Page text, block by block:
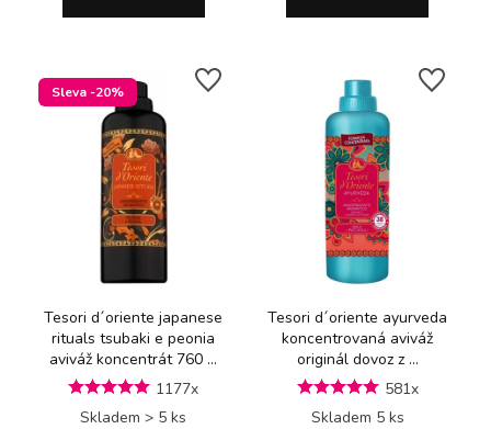
Sleva -20%
Tesori d´oriente japanese
rituals tsubaki e peonia
aviváž koncentrát 760 ...
1177x
Skladem > 5 ks
Tesori d´oriente ayurveda
koncentrovaná aviváž
originál dovoz z ...
581x
Skladem 5 ks